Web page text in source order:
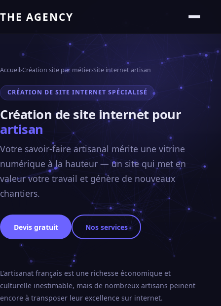
THE AGENCY
Accueil›Création site par métier›Site internet artisan
CRÉATION DE SITE INTERNET SPÉCIALISÉ
Création de site internet pour
artisan
Votre savoir-faire artisanal mérite une vitrine
numérique à la hauteur — un site qui met en
valeur votre travail et génère de nouveaux
chantiers.
Devis gratuit Nos services
L'artisanat français est une richesse économique et
culturelle inestimable, mais de nombreux artisans peinent
encore à transposer leur excellence sur internet.